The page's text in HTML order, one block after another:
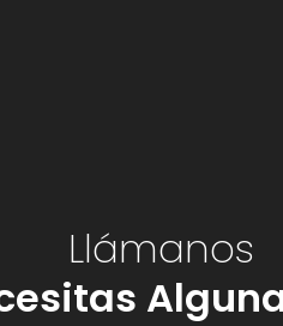
Llámanos